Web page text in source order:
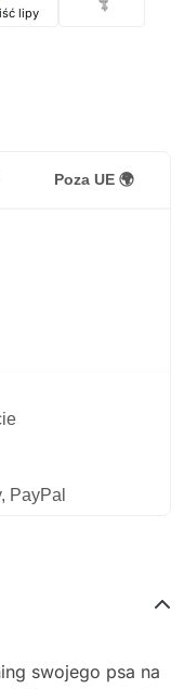
lipy
Poza UE 🌍
PayPal
swojego psa na